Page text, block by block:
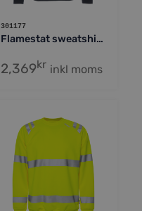
301177
Flamestat sweatshirt med huva stretch 7181 MFRN
2,369kr inkl moms